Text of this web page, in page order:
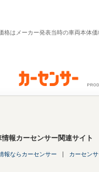
格はメーカー発表当時の車両本体
報カーセンサー関連サイト
報ならカーセンサー カーセン